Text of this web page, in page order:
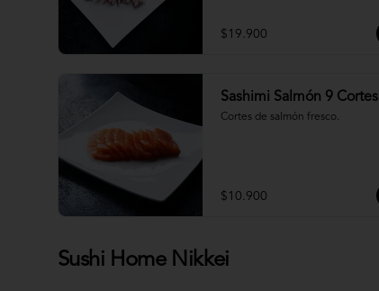
$19.900
Sashimi Salmón 9 Cortes
Cortes de salmón fresco.
$10.900
Sushi Home Nikkei